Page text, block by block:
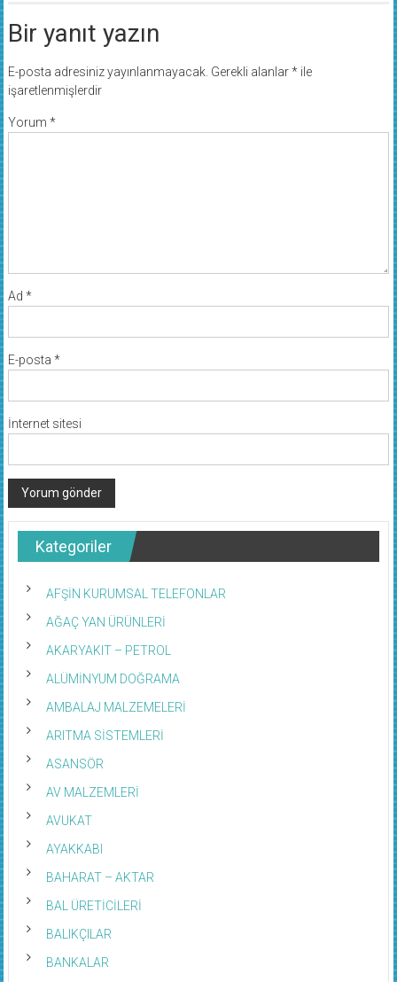
Bir yanıt yazın
E-posta adresiniz yayınlanmayacak. Gerekli alanlar*ile
işaretlenmişlerdir
Yorum *
Ad *
E-posta *
İnternet sitesi
Kategoriler
AFŞİN KURUMSAL TELEFONLAR
AĞAÇ YAN ÜRÜNLERİ
AKARYAKIT – PETROL
ALÜMİNYUM DOĞRAMA
AMBALAJ MALZEMELERİ
ARITMA SİSTEMLERİ
ASANSÖR
AV MALZEMLERİ
AVUKAT
AYAKKABI
BAHARAT – AKTAR
BAL ÜRETİCİLERİ
BALIKÇILAR
BANKALAR